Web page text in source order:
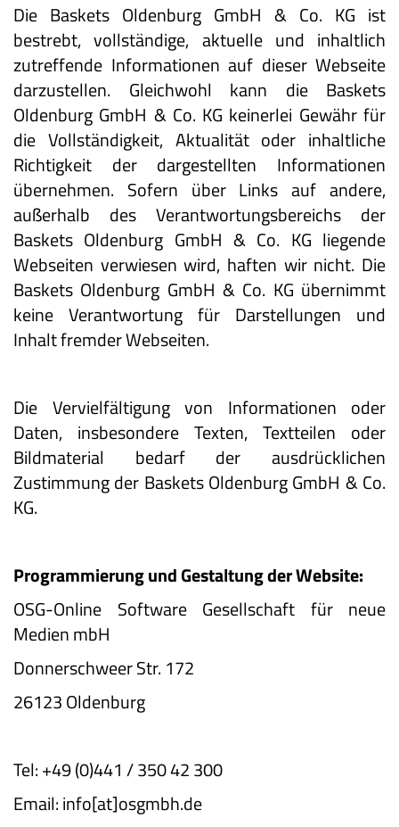
Die Baskets Oldenburg GmbH & Co. KG ist
bestrebt, vollständige, aktuelle und inhaltlich
zutreffende Informationen auf dieser Webseite
darzustellen. Gleichwohl kann die Baskets
Oldenburg GmbH & Co. KG keinerlei Gewähr für
die Vollständigkeit, Aktualität oder inhaltliche
Richtigkeit der dargestellten Informationen
übernehmen. Sofern über Links auf andere,
außerhalb des Verantwortungsbereichs der
Baskets Oldenburg GmbH & Co. KG liegende
Webseiten verwiesen wird, haften wir nicht. Die
Baskets Oldenburg GmbH & Co. KG übernimmt
keine Verantwortung für Darstellungen und
Inhalt fremder Webseiten.
Die Vervielfältigung von Informationen oder
Daten, insbesondere Texten, Textteilen oder
Bildmaterial bedarf der ausdrücklichen
Zustimmung der Baskets Oldenburg GmbH & Co.
KG.
Programmierung und Gestaltung der Website:
OSG-Online Software Gesellschaft für neue
Medien mbH
Donnerschweer Str. 172
26123 Oldenburg
Tel: +49 (0)441 / 350 42 300
Email: info[at]osgmbh.de